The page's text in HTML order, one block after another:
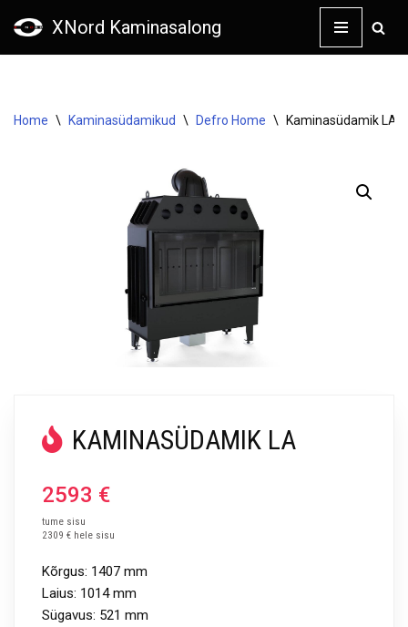
XNord Kaminasalong
Home \ Kaminasüdamikud \ Defro Home \ Kaminasüdamik LA
KAMINASÜDAMIK LA
2593 €
tume sisu
2309 € hele sisu
Kõrgus: 1407 mm
Laius: 1014mm
Sügavus: 521 mm